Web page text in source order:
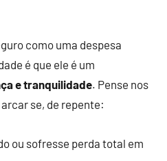
como uma despesa
é que ele é um
e tranquilidade. Pense nos
se, de repente:
ou sofresse perda total em